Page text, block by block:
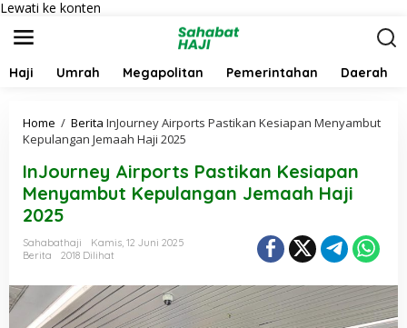
Lewati ke konten
Haji Umrah Megapolitan Pemerintahan Daerah
Home / Berita InJourney Airports Pastikan Kesiapan Menyambut
Kepulangan Jemaah Haji 2025
InJourney Airports Pastikan Kesiapan
Menyambut Kepulangan Jemaah Haji
2025
Sahabathaji
Kamis, 12 Juni 2025
Berita
2018 Dilihat